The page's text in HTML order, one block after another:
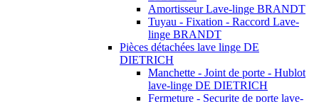
Amortisseur Lave-linge BRANDT
Tuyau - Fixation - Raccord Lave-
linge BRANDT
Pièces détachées lave linge DE
DIETRICH
Manchette - Joint de porte - Hublot
lave-linge DE DIETRICH
Fermeture - Securite de porte lave-